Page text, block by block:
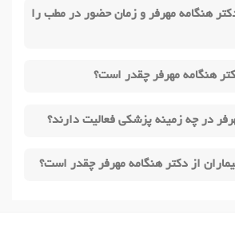
هنگامه مهرفر و زمان حضور در مطب را
هنگامه مهرفر چقدر است؟
در چه زمینه پزشکی فعالیت دارند؟
از دکتر هنگامه مهرفر چقدر است؟